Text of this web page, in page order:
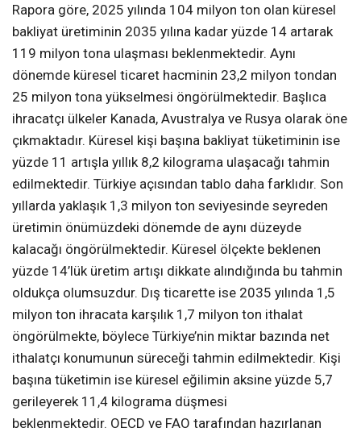
Rapora göre, 2025 yılında 104 milyon ton olan küresel
bakliyat üretiminin 2035 yılına kadar yüzde 14 artarak
119 milyon tona ulaşması beklenmektedir. Aynı
dönemde küresel ticaret hacminin 23,2 milyon tondan
25 milyon tona yükselmesi öngörülmektedir. Başlıca
ihracatçı ülkeler Kanada, Avustralya ve Rusya olarak öne
çıkmaktadır. Küresel kişi başına bakliyat tüketiminin ise
yüzde 11 artışla yıllık 8,2 kilograma ulaşacağı tahmin
edilmektedir. Türkiye açısından tablo daha farklıdır. Son
yıllarda yaklaşık 1,3 milyon ton seviyesinde seyreden
üretimin önümüzdeki dönemde de aynı düzeyde
kalacağı öngörülmektedir. Küresel ölçekte beklenen
yüzde 14’lük üretim artışı dikkate alındığında bu tahmin
oldukça olumsuzdur. Dış ticarette ise 2035 yılında 1,5
milyon ton ihracata karşılık 1,7 milyon ton ithalat
öngörülmekte, böylece Türkiye’nin miktar bazında net
ithalatçı konumunun süreceği tahmin edilmektedir. Kişi
başına tüketimin ise küresel eğilimin aksine yüzde 5,7
gerileyerek 11,4 kilograma düşmesi
beklenmektedir. OECD ve FAO tarafından hazırlanan